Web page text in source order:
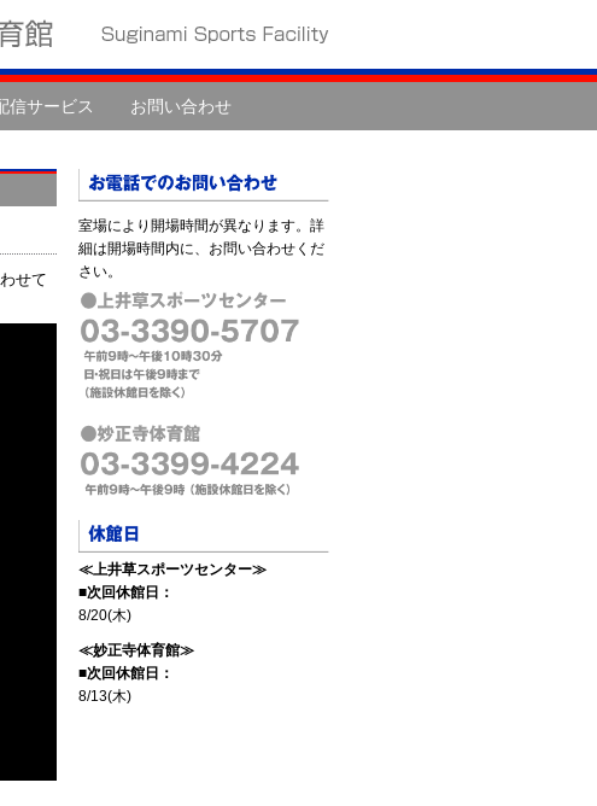
信サービス お問い合わせ
せて
室場により開場時間が異なります。詳
細は開場時間内に、お問い合わせくだ
さい。
≪上井草スポーツセンター≫
■次回休館日：
8/20(木)
≪妙正寺体育館≫
■次回休館日：
8/13(木)